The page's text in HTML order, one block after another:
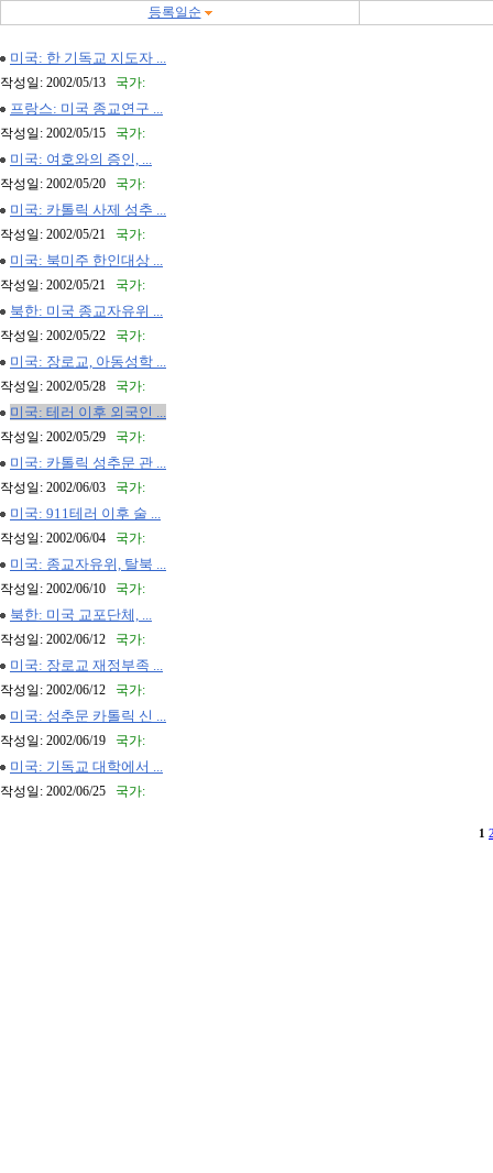
등록일순
미국: 한 기독교 지도자 ...
작성일: 2002/05/13 국가:
프랑스: 미국 종교연구 ...
작성일: 2002/05/15 국가:
미국: 여호와의 증인, ...
작성일: 2002/05/20 국가:
미국: 카톨릭 사제 성추 ...
작성일: 2002/05/21 국가:
미국: 북미주 한인대상 ...
작성일: 2002/05/21 국가:
북한: 미국 종교자유위 ...
작성일: 2002/05/22 국가:
미국: 장로교, 아동성학 ...
작성일: 2002/05/28 국가:
미국: 테러 이후 외국인 ...
작성일: 2002/05/29 국가:
미국: 카톨릭 성추문 관 ...
작성일: 2002/06/03 국가:
미국: 911테러 이후 술 ...
작성일: 2002/06/04 국가:
미국: 종교자유위, 탈북 ...
작성일: 2002/06/10 국가:
북한: 미국 교포단체, ...
작성일: 2002/06/12 국가:
미국: 장로교 재정부족 ...
작성일: 2002/06/12 국가:
미국: 성추문 카톨릭 신 ...
작성일: 2002/06/19 국가:
미국: 기독교 대학에서 ...
작성일: 2002/06/25 국가:
1